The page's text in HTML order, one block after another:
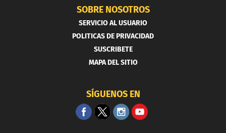
SOBRE NOSOTROS
SERVICIO AL USUARIO
POLITICAS DE PRIVACIDAD
SUSCRIBETE
MAPA DEL SITIO
SÍGUENOS EN